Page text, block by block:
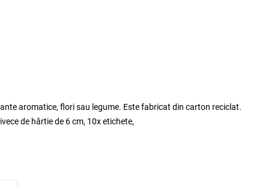
aromatice, flori sau legume. Este fabricat din carton reciclat.
de hârtie de 6 cm, 10x etichete,